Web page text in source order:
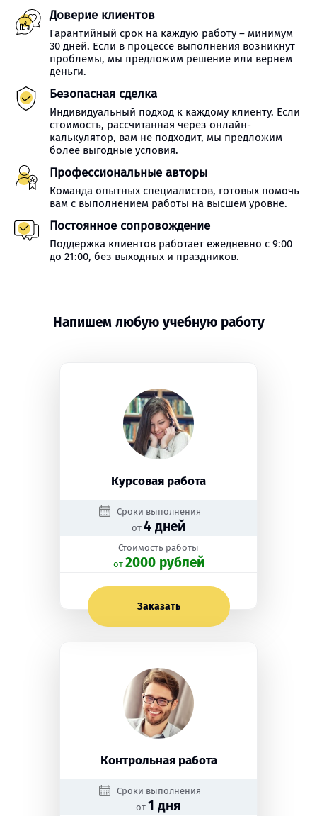
Доверие клиентов
Гарантийный срок на каждую работу – минимум
30 дней. Если в процессе выполнения возникнут
проблемы, мы предложим решение или вернем
деньги.
Безопасная сделка
Индивидуальный подход к каждому клиенту. Если
стоимость, рассчитанная через онлайн-
калькулятор, вам не подходит, мы предложим
более выгодные условия.
Профессиональные авторы
Команда опытных специалистов, готовых помочь
вам с выполнением работы на высшем уровне.
Постоянное сопровождение
Поддержка клиентов работает ежедневно с 9:00
до 21:00, без выходных и праздников.
Напишем любую учебную работу
Курсовая работа
Сроки выполнения
от 4 дней
Стоимость работы
oт 2000 рублей
Заказать
Контрольная работа
Сроки выполнения
от 1 дня